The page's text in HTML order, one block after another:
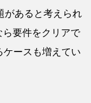
があると考えられ
要件をクリアで
ケースも増えてい